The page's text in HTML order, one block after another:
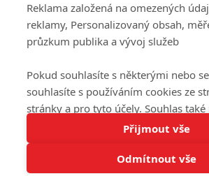
Tato stránka používá soubory cookies.
Rozumím
Ochrana osobních údajů|Zásady používání
Upravit nastavení
© 2016 – 2026 FandimeSerialum.cz /
Reklama založená na omezených
reklamy, Personalizovaný obsah,
průzkum publika a vývoj služeb
Pokud souhlasíte s některými nebo
souhlasíte s používáním cookies ze
stránky a pro tyto účely. Souhlas také
odmítnout, ale v takovém případě
nebudou k dispozici některé
Vaše volby souhlasu se budou
Přijmout vše
Odmítnout vše